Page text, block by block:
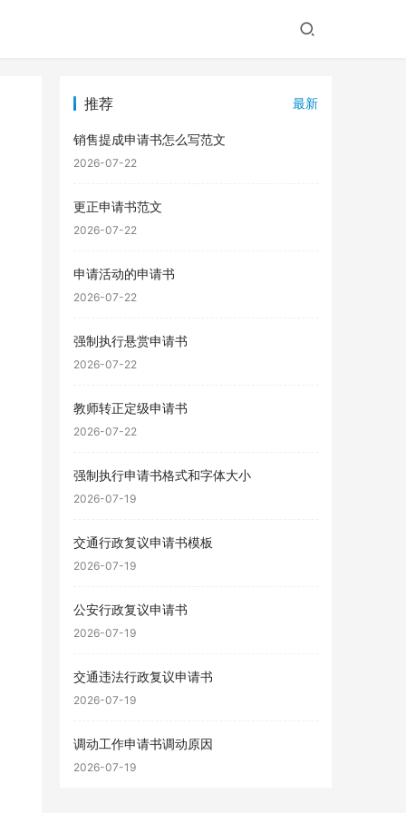
推荐 最新
销售提成申请书怎么写范文
2026-07-22
更正申请书范文
2026-07-22
申请活动的申请书
2026-07-22
强制执行悬赏申请书
2026-07-22
教师转正定级申请书
2026-07-22
强制执行申请书格式和字体大小
2026-07-19
交通行政复议申请书模板
2026-07-19
公安行政复议申请书
2026-07-19
交通违法行政复议申请书
2026-07-19
调动工作申请书调动原因
2026-07-19